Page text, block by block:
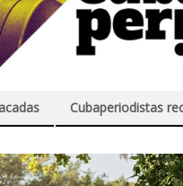
Cubaperiodistas